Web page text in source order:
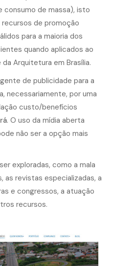
de massa), isto
de promoção
para a maioria dos
quando aplicados ao
Arquitetura em Brasília.
de publicidade para a
necessariamente, por uma
custo/benefícios
. O uso da mídia aberta
não ser a opção mais
exploradas, como a mala
as revistas especializadas, a
e congressos, a atuação
recursos.